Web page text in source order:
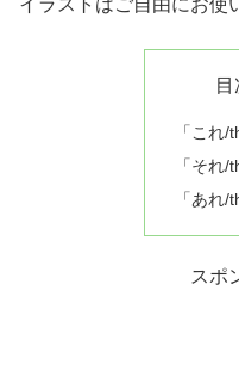
イラストはご自由にお使
目
「これ/
「それ/
「あれ/
スポ